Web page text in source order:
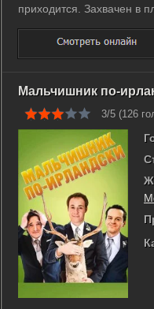
приходится. Захвачен в
отправляется его
схватку с противником. ...
Мальчишник по-
3/5 (126